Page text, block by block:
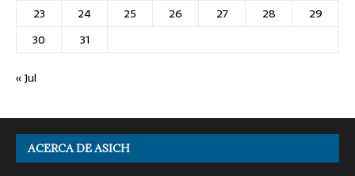
23
24 25 26 27 28
29
30
31
« Jul
ACERCA DE ASICH